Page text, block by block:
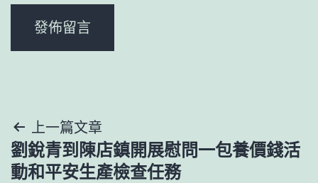
文
章
上一篇文章
劉銳青到陳店鎮開展慰問一包養價錢活
動和平安生產檢查任務